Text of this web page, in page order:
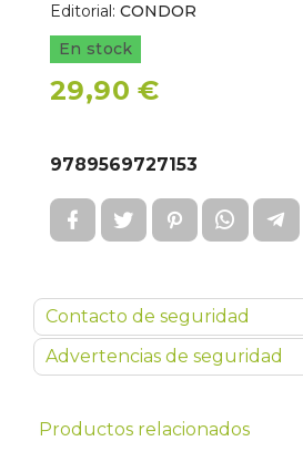
Editorial: CONDOR
En stock
29,90 €
9789569727153
Contacto de seguridad
Advertencias de seguridad
Productos relacionados